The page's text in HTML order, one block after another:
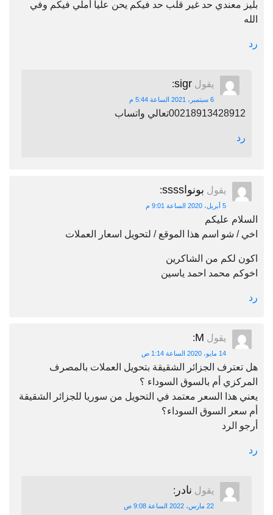
بليز معندي حد غير قلب حد فيكم يحن عليا أملي فيكم وفي
الله
رد
يقول sigr
:
6 سبتمبر، 2021 الساعة 5:44 م
00218913428912تعالي واتساب
رد
يقول بونواssss :
5 أبريل، 2020 الساعة 9:01 م
السلام عليكم
اخي / شو اسم هذا الموقع / لتحويل اسعار العملات
اكون لكم من الشاكرين
اخوكم محمد احمد ياسين
رد
يقول M
:
14 مايو، 2020 الساعة 1:14 ص
هل تعترف الجزائر الشقيقة بتحويل العملات بالمصرف
المركزي أم بالسوق السوداء ؟
يعني هذا السعر معتمد في التحويل من سوريا للجزائر الشقيقة
أم سعر السوق السوداء؟
أرجو الرد
رد
يقول نادر :
22 مارس، 2022 الساعة 9:08 ص